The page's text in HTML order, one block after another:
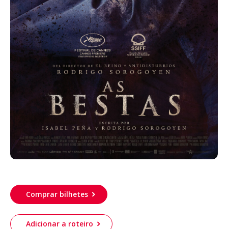
Comprar bilhetes
Adicionar a roteiro